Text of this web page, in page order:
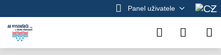
Panel uživatele